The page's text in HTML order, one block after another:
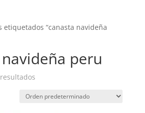
“canasta navideña
peru